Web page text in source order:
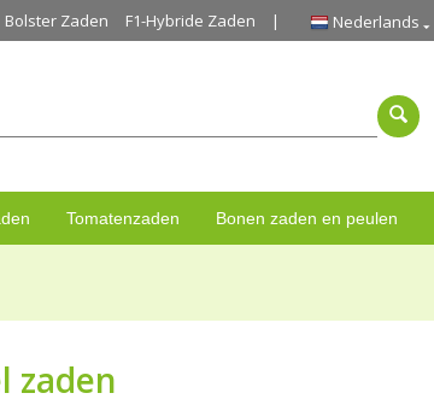
Bolster Zaden F1-Hybride Zaden Nederlands
Tomatenzaden Bonen zaden en peulen
zaden